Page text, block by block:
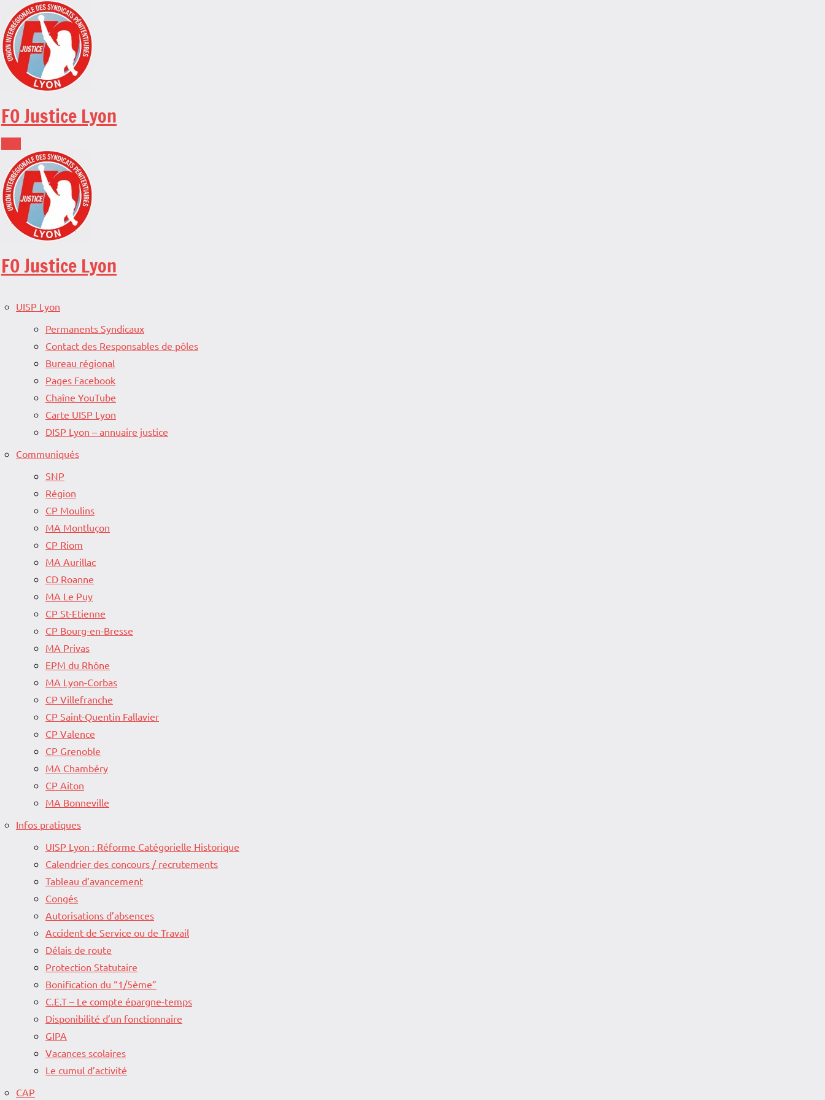
Skip
to
content
FO Justice Lyon
FO Justice Lyon
UISP Lyon
Permanents Syndicaux
Contact des Responsables de pôles
Bureau régional
Pages Facebook
Chaîne YouTube
Carte UISP Lyon
DISP Lyon – annuaire justice
Communiqués
SNP
Région
CP Moulins
MA Montluçon
CP Riom
MA Aurillac
CD Roanne
MA Le Puy
CP St-Etienne
CP Bourg-en-Bresse
MA Privas
EPM du Rhône
MA Lyon-Corbas
CP Villefranche
CP Saint-Quentin Fallavier
CP Valence
CP Grenoble
MA Chambéry
CP Aiton
MA Bonneville
Infos pratiques
UISP Lyon : Réforme Catégorielle Historique
Calendrier des concours / recrutements
Tableau d’avancement
Congés
Autorisations d’absences
Accident de Service ou de Travail
Délais de route
Protection Statutaire
Bonification du “1/5ème”
C.E.T – Le compte épargne-temps
Disponibilité d’un fonctionnaire
GIPA
Vacances scolaires
Le cumul d’activité
CAP